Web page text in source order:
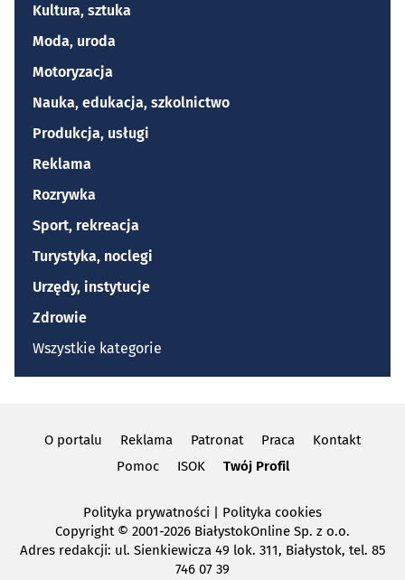
Kultura, sztuka
Moda, uroda
Motoryzacja
Nauka, edukacja, szkolnictwo
Produkcja, usługi
Reklama
Rozrywka
Sport, rekreacja
Turystyka, noclegi
Urzędy, instytucje
Zdrowie
Wszystkie kategorie
O portalu Reklama Patronat Praca
Kontakt
Pomoc
ISOK Twój Profil
Polityka prywatności | Polityka cookies
Copyright © 2001-2026 BiałystokOnline Sp. z o.o.
Adres redakcji: ul. Sienkiewicza 49 lok. 311, Białystok, tel. 85
746 07 39